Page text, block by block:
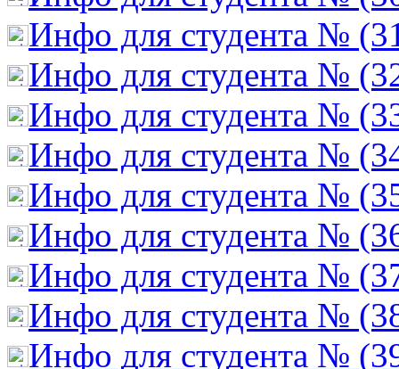
Инфо для студента №
Инфо для студента №
Инфо для студента №
Инфо для студента №
Инфо для студента №
Инфо для студента №
Инфо для студента №
Инфо для студента №
Инфо для студента №